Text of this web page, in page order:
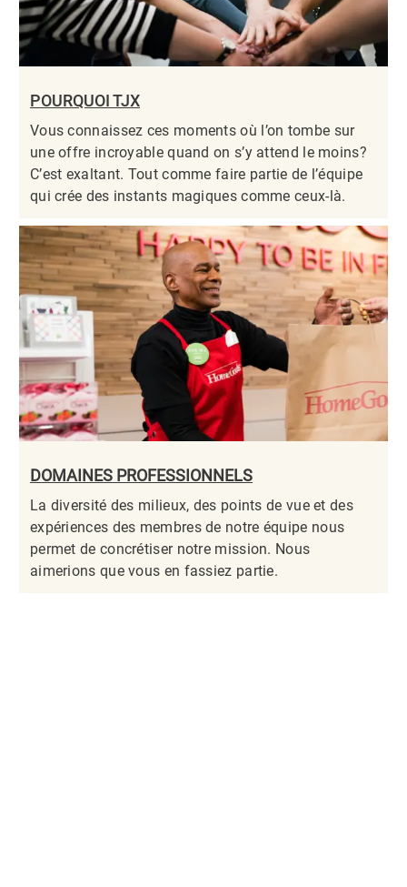
POURQUOI TJX
Vous connaissez ces moments où l’on tombe sur
une offre incroyable quand on s’y attend le moins?
C’est exaltant. Tout comme faire partie de l’équipe
qui crée des instants magiques comme ceux-là.​​​​​​​
DOMAINES PROFESSIONNELS
La diversité des milieux, des points de vue et des
expériences des membres de notre équipe nous
permet de concrétiser notre mission. Nous
aimerions que vous en fassiez partie.​​​​​​​